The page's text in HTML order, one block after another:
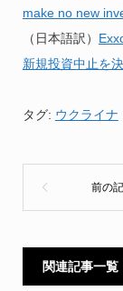
make no new
（日本語訳）
新規投資中止を
タグ: ウクライナ
関連記事一覧